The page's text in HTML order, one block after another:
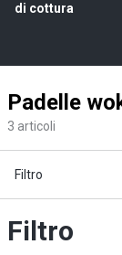
di cottura
Padelle
3 articoli
Filtro
Filtro